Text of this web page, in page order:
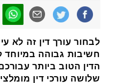
לבחור עורך דין זה לא
חשיבות גבוהה במיוחד
הדין הטוב ביותר
שלושה עורכי דין